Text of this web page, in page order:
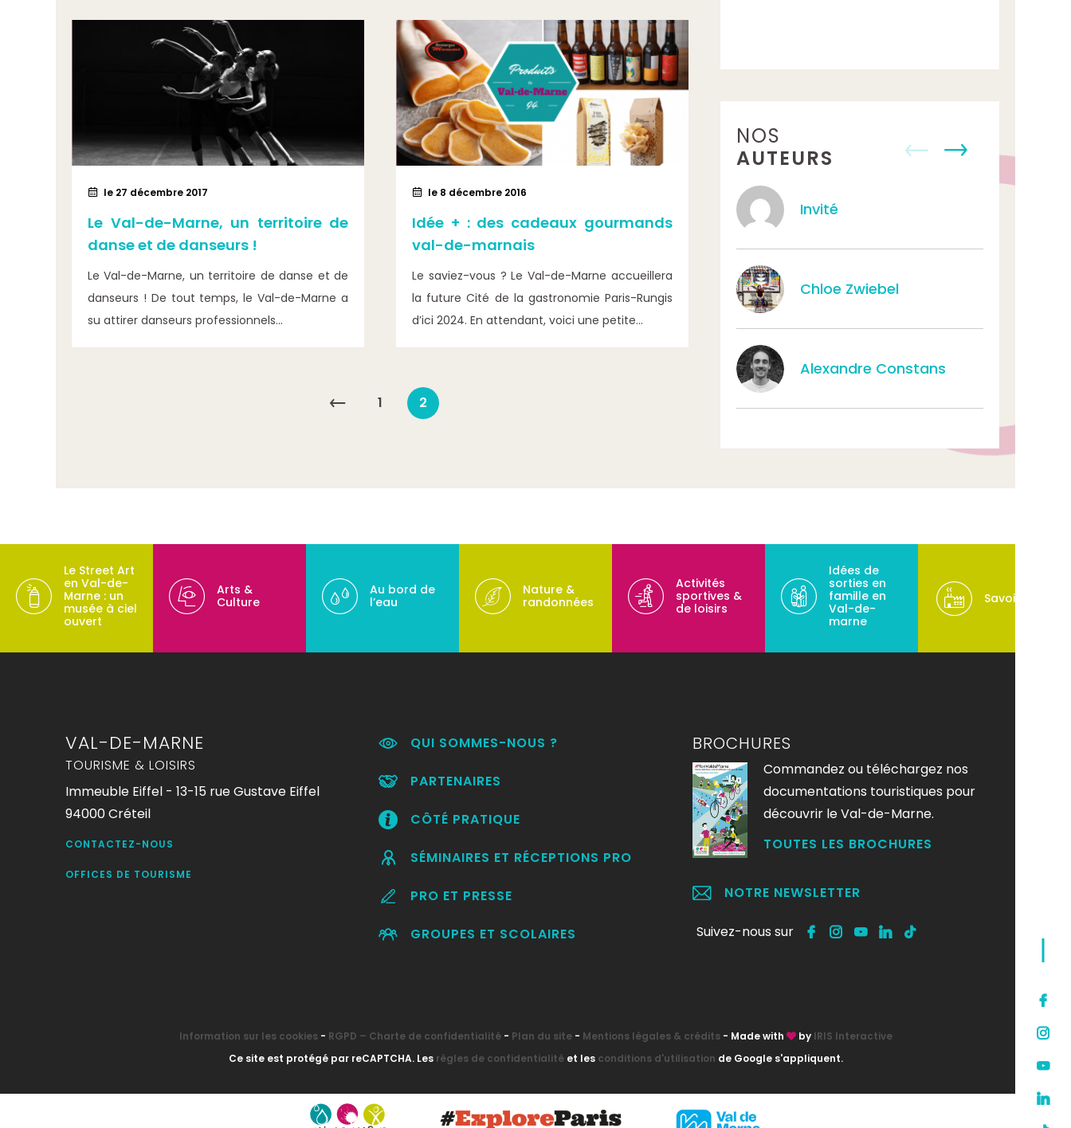
le 27 décembre 2017
Le Val-de-Marne, un territoire de
danse et de danseurs !
Le Val-de-Marne, un territoire de danse et de
danseurs ! De tout temps, le Val-de-Marne a
su attirer danseurs professionnels...
le 8 décembre 2016
Idée + : des cadeaux gourmands
val-de-marnais
Le saviez-vous ? Le Val-de-Marne accueillera
la future Cité de la gastronomie Paris-Rungis
d’ici 2024. En attendant, voici une petite...
1 2
NOS
AUTEURS
Invité
Chloe Zwiebel
Alexandre Constans
Le Street Art
en Val-de-
Marne : un
musée à ciel
ouvert
Arts &
Culture
Au bord de
l’eau
Nature &
randonnées
Activités
sportives &
de loisirs
Idées de
sorties en
famille en
Val-de-
marne
Savoir-faire
VAL-DE-MARNE
TOURISME & LOISIRS
Immeuble Eiffel - 13-15 rue Gustave Eiffel
94000 Créteil
CONTACTEZ-NOUS
OFFICES DE TOURISME
QUI SOMMES-NOUS ?
PARTENAIRES
CÔTÉ PRATIQUE
SÉMINAIRES ET RÉCEPTIONS PRO
PRO ET PRESSE
GROUPES ET SCOLAIRES
BROCHURES
Commandez ou téléchargez nos
documentations touristiques pour
découvrir le Val-de-Marne.
TOUTES LES BROCHURES
NOTRE NEWSLETTER
Suivez-nous sur
Information sur les cookies- RGPD – Charte de confidentialité- Plan du site- Mentions légales & crédits- Made with by IRIS Interactive
Ce site est protégé par reCAPTCHA. Les règles de confidentialitéet les conditions d'utilisation de Google s'appliquent.